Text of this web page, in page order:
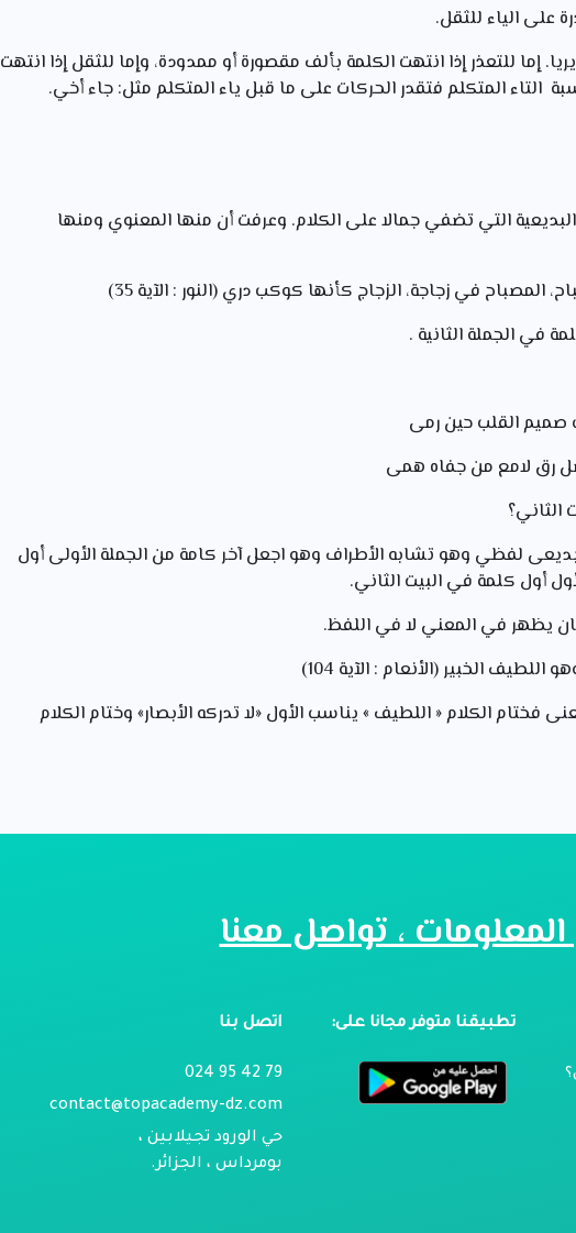
على الياء للثقل.
إما للتعذر إذا انتهت الكلمة بألف مقصورة أو ممدودة، وإما للثقل إذا انتهت
التاء المتكلم فتقدر الحركات على ما قبل ياء المتكلم مثل: جاء أخي.
التي تضفي جمالا على الكلام. وعرفت أن منها المعنوي ومنها
المصباح في زجاجة، الزجاج كأنها كوكب دري (النور : الآية 35)
في الجملة الثانية .
القلب حين رمی
لامع من جفاه همی
الثاني؟
لفظي وهو تشابه الأطراف وهو اجعل آخر کامة من الجملة الأولى أول
أول كلمة في البيت الثاني.
يظهر في المعني لا في اللفظ.
الخبير (الأنعام : الآية 104)
فختام الكلام « اللطيف » يناسب الأول «لا تدركه الأبصار» وختام الكلام
، تواصل معنا
تطبيقنا متوفر مجانا على: اتصل بنا
79 42 95 024
contact@topacademy-dz.com
حي الورود تجيلابين ،
بومرداس ، الجزائر.